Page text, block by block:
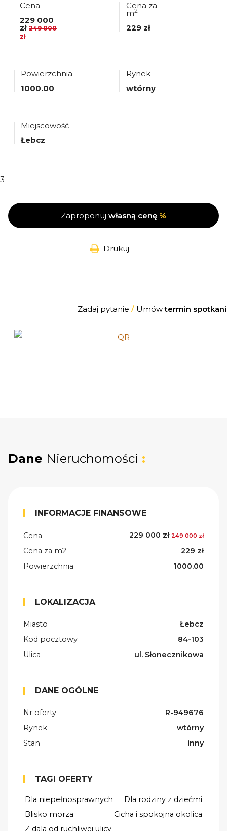
Cena
229 000
zł 249 000
zł
Cena za
m2
229 zł
Powierzchnia
1000.00
Rynek
wtórny
Miejscowość
Łebcz
3
Zaproponuj własną cenę %
Drukuj
Zadaj pytanie /Umówtermin
Dane Nieruchomości :
INFORMACJE FINANSOWE
Cena 229 000 zł 249 000 zł
Cena za m2
229 zł
Powierzchnia
1000.00
LOKALIZACJA
Miasto
Łebcz
Kod pocztowy
84-103
Ulica
ul. Słonecznikowa
DANE OGÓLNE
Nr oferty
R-949676
Rynek
wtórny
Stan
inny
TAGI OFERTY
Dla niepełnosprawnych
Dla rodziny z dziećmi
Blisko morza
Cicha i spokojna okolica